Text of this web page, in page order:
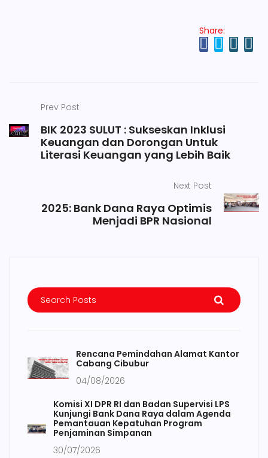
Share:
Prev Post
BIK 2023 SULUT : Sukseskan Inklusi
Keuangan dan Dorongan Untuk
Literasi Keuangan yang Lebih Baik
Next Post
2025: Bank Dana Raya Optimis
Menjadi BPR Nasional
Rencana Pemindahan Alamat Kantor
Cabang Cibubur
04/08/2026
Komisi XI DPR RI dan Badan Supervisi LPS
Kunjungi Bank Dana Raya dalam Agenda
Pemantauan Kepatuhan Program
Penjaminan Simpanan
30/07/2026